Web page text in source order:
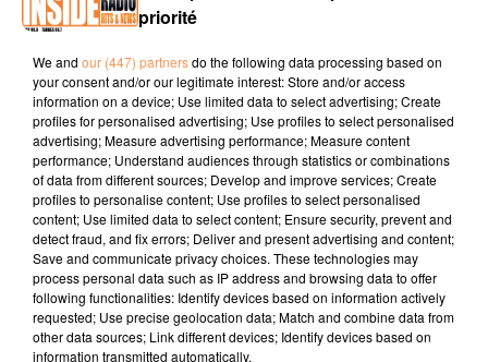
E-mail*
priorité
We and our (447) partnersdo the following data processing based on
your consent and/or our legitimate interest: Store and/or access
information on a device; Use limited data to select advertising; Create
profiles for personalised advertising; Use profiles to select personalised
advertising; Measure advertising performance; Measure content
performance; Understand audiences through statistics or combinations
of data from different sources; Develop and improve services; Create
profiles to personalise content; Use profiles to select personalised
content; Use limited data to select content; Ensure security, prevent and
detect fraud, and fix errors; Deliver and present advertising and content;
Save and communicate privacy choices. These technologies may
process personal data such as IP address and browsing data to offer
following functionalities: Identify devices based on information actively
requested; Use precise geolocation data; Match and combine data from
other data sources; Link different devices; Identify devices based on
information transmitted automatically.